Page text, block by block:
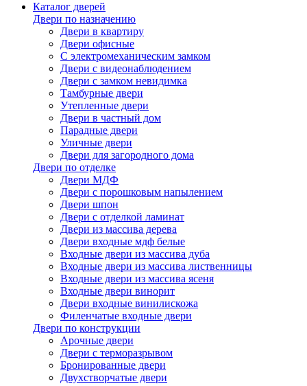
Каталог дверей
Двери по назначению
Двери в квартиру
Двери офисные
С электромеханическим замком
Двери с видеонаблюдением
Двери с замком невидимка
Тамбурные двери
Утепленные двери
Двери в частный дом
Парадные двери
Уличные двери
Двери для загородного дома
Двери по отделке
Двери МДФ
Двери с порошковым напылением
Двери шпон
Двери с отделкой ламинат
Двери из массива дерева
Двери входные мдф белые
Входные двери из массива дуба
Входные двери из массива лиственницы
Входные двери из массива ясеня
Входные двери винорит
Двери входные винилискожа
Филенчатые входные двери
Двери по конструкции
Арочные двери
Двери с терморазрывом
Бронированные двери
Двухстворчатые двери